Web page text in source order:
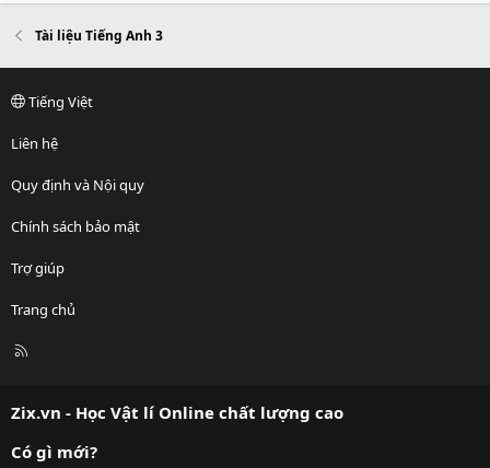
Tài liệu Tiếng Anh 3
Tiếng Việt
Liên hệ
Quy định và Nội quy
Chính sách bảo mật
Trợ giúp
Trang chủ
R
Zix.vn - Học Vật lí Online chất lượng cao
Có gì mới?